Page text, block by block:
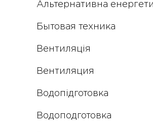
Альтернативна
Бытовая техника
Вентиляція
Вентиляция
Водопідготовка
Водоподготовка